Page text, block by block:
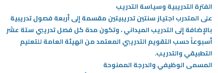
الفترة التدريبية وسياسة التدريب
على المتدرب اجتياز سنتين تدريبيتين مقسمة إلى أربعة فصول تدريبية
بالإضافة إلى التدريب الميداني ، وتكون مدة كل فصل تدريبي ستة عشر
أسبوعاً حسب التقويم التدريبي المعتمد من الهيئة العامة للتعليم
التطبيقي والتدريب.
المسمى الوظيفي والدرجة الممنوحة